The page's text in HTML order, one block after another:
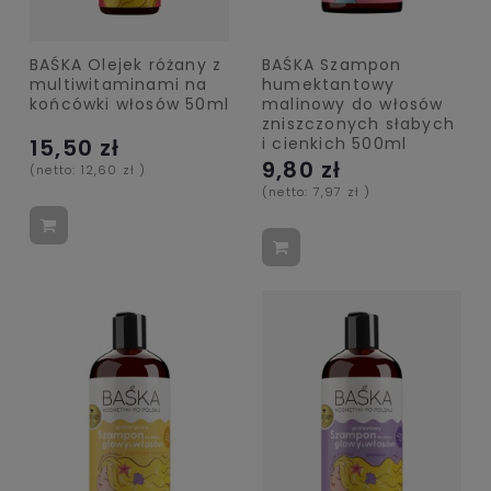
BAŚKA Olejek różany z
multiwitaminami na
końcówki włosów 50ml
15,50 zł
(netto: 12,60 zł )
BAŚKA Szampon
humektantowy
malinowy do włosów
zniszczonych słabych
i cienkich 500ml
9,80 zł
(netto: 7,97 zł )